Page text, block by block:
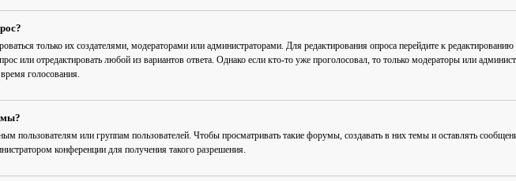
только их создателями, модераторами или администраторами. Для редактирования опроса перейдите к
или отредактировать любой из вариантов ответа. Однако если кто-то уже проголосовал, то только модераторы или
голосования.
пользователям или группам пользователей. Чтобы просматривать такие форумы, создавать в них темы и оставлять
конференции для получения такого разрешения.